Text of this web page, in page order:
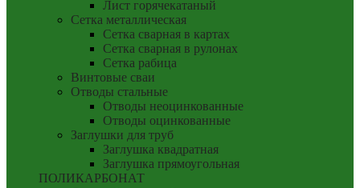
Лист горячекатаный
Сетка металлическая
Сетка сварная в картах
Сетка сварная в рулонах
Сетка рабица
Винтовые сваи
Отводы стальные
Отводы неоцинкованные
Отводы оцинкованные
Заглушки для труб
Заглушка квадратная
Заглушка прямоугольная
ПОЛИКАРБОНАТ